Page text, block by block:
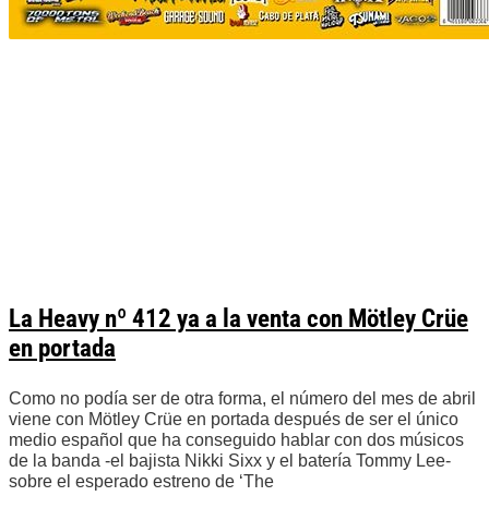
La Heavy nº 412 ya a la venta con Mötley Crüe
en portada
Como no podía ser de otra forma, el número del mes de abril
viene con Mötley Crüe en portada después de ser el único
medio español que ha conseguido hablar con dos músicos
de la banda -el bajista Nikki Sixx y el batería Tommy Lee-
sobre el esperado estreno de ‘The